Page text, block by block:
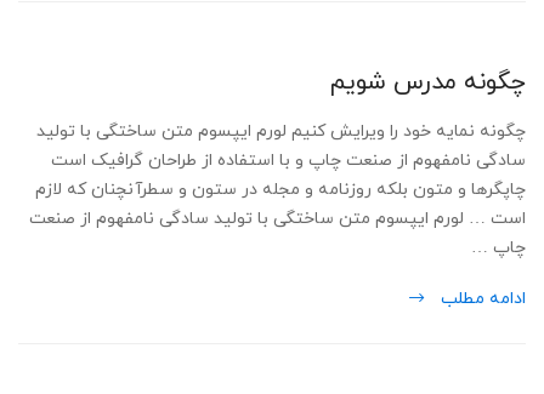
چگونه مدرس شویم
چگونه نمایه خود را ویرایش کنیم لورم ایپسوم متن ساختگی با تولید
سادگی نامفهوم از صنعت چاپ و با استفاده از طراحان گرافیک است
چاپگرها و متون بلکه روزنامه و مجله در ستون و سطرآنچنان که لازم
است … لورم ایپسوم متن ساختگی با تولید سادگی نامفهوم از صنعت
چاپ …
ادامه مطلب